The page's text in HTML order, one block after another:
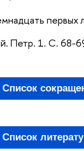
первых
Петр. 1. С. 68-
Список
Список